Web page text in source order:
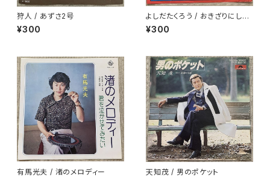
狩人 / あずさ2号
¥300
よしだたくろう / おきざりにした
悲しみは
¥300
有馬光夫 / 渚のメロディー 天知茂 / 男のポケット